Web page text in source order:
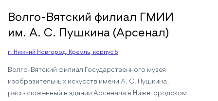
Волго-Вятский филиал ГМИИ
им. А. С. Пушкина (Арсенал)
г. Нижний Новгород, Кремль, корпус 6
Волго-Вятский филиал Государственного музея
изобразительных искусств имени А. С. Пушкина,
расположенный в здании Арсенала в Нижегородском